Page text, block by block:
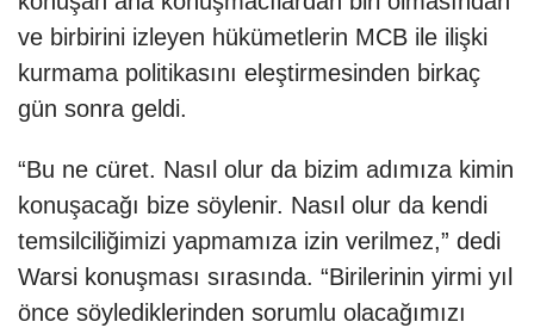
ve birbirini izleyen hükümetlerin MCB ile ilişki
kurmama politikasını eleştirmesinden birkaç
gün sonra geldi.
“Bu ne cüret. Nasıl olur da bizim adımıza kimin
konuşacağı bize söylenir. Nasıl olur da kendi
temsilciliğimizi yapmamıza izin verilmez,” dedi
Warsi konuşması sırasında. “Birilerinin yirmi yıl
önce söylediklerinden sorumlu olacağımızı